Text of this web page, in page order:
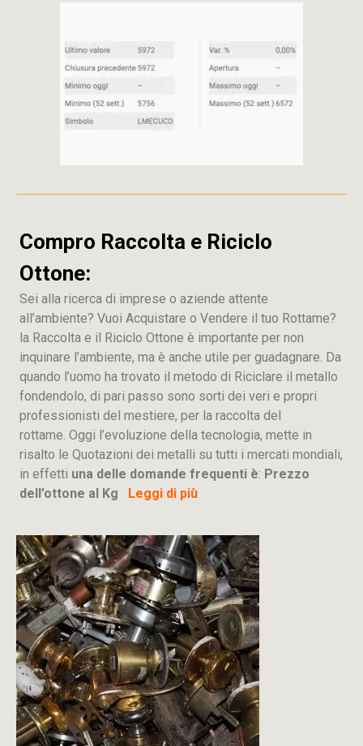
Compro Raccolta e Riciclo
Ottone:
Sei alla ricerca di imprese o aziende attente
all’ambiente? Vuoi Acquistare o Vendere il tuo Rottame?
la Raccolta e il Riciclo Ottone è importante per non
inquinare l’ambiente, ma è anche utile per guadagnare. Da
quando l’uomo ha trovato il metodo di Riciclare il metallo
fondendolo, di pari passo sono sorti dei veri e propri
professionisti del mestiere, per la raccolta del
rottame. Oggi l’evoluzione della tecnologia, mette in
risalto le Quotazioni dei metalli su tutti i mercati mondiali,
in effetti una delle domande frequenti è: Prezzo
dell’ottone al Kg Leggi di più